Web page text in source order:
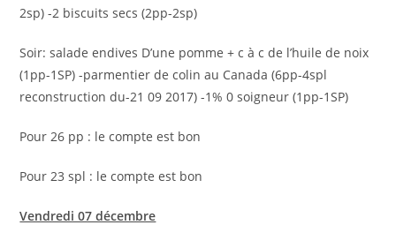
2sp) -2 biscuits secs (2pp-2sp)
Soir: salade endives D’une pomme + c à c de l’huile de noix
(1pp-1SP) -parmentier de colin au Canada (6pp-4spl
reconstruction du-21 09 2017) -1% 0 soigneur (1pp-1SP)
Pour 26 pp : le compte est bon
Pour 23 spl : le compte est bon
Vendredi 07 décembre